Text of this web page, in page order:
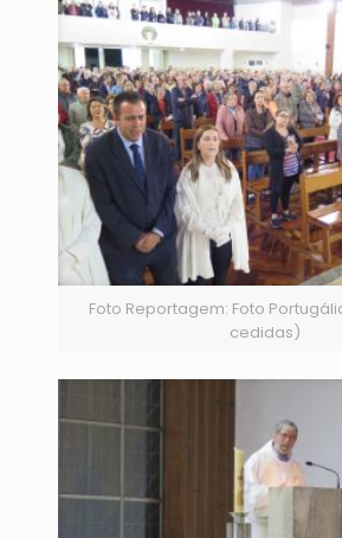
Foto Reportagem: Foto
cedidas)